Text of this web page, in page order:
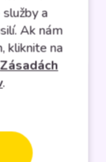
a
Ak nám
kliknite na
Zásadách
.